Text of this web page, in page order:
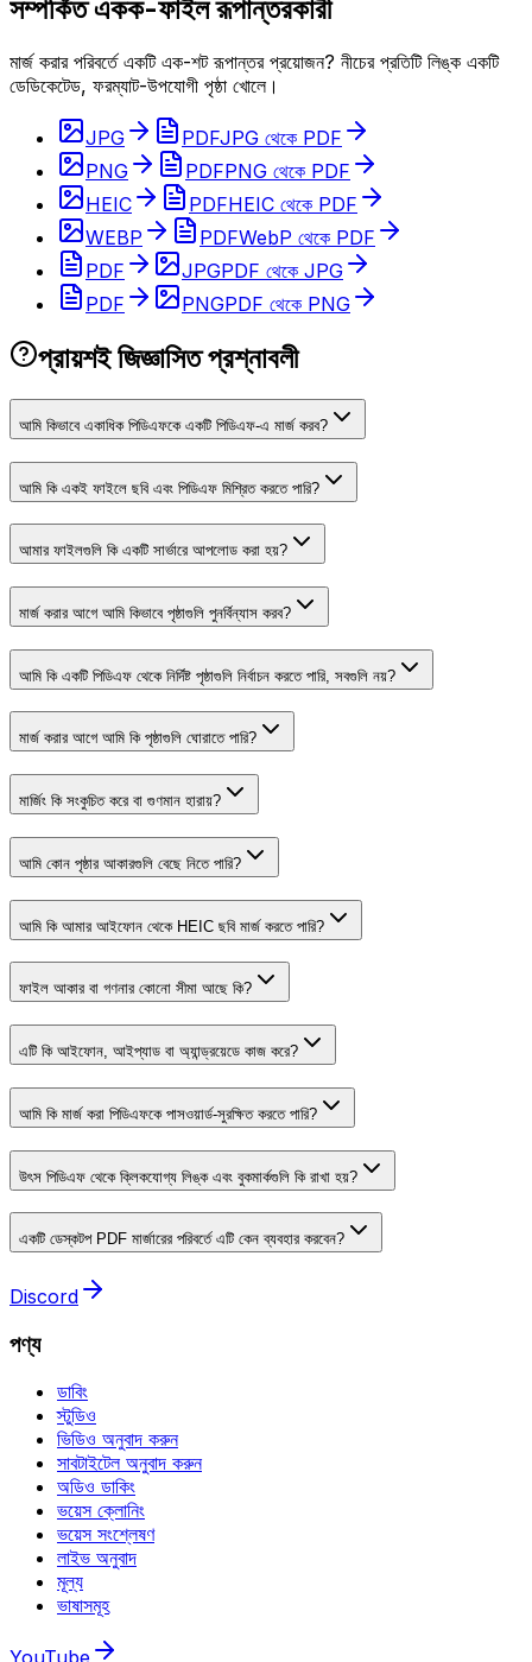
সম্পর্কিত একক-ফাইল রূপান্তরকারী
মার্জ করার পরিবর্তে একটি এক-শট রূপান্তর প্রয়োজন? নীচের প্রতিটি লিঙ্ক একটি
ডেডিকেটেড, ফরম্যাট-উপযোগী পৃষ্ঠা খোলে।
JPG PDFJPG থেকে PDF
PNG
PDFPNG থেকে PDF
HEIC
PDFHEIC থেকে PDF
WEBP
PDFWebP থেকে PDF
PDF
JPGPDF থেকে JPG
PDF
PNGPDF থেকে PNG
প্রায়শই জিজ্ঞাসিত প্রশ্নাবলী
আমি কিভাবে একাধিক পিডিএফকে একটি পিডিএফ-এ মার্জ করব?
আমি কি একই ফাইলে ছবি এবং পিডিএফ মিশ্রিত করতে পারি?
আমার ফাইলগুলি কি একটি সার্ভারে আপলোড করা হয়?
মার্জ করার আগে আমি কিভাবে পৃষ্ঠাগুলি পুনর্বিন্যাস করব?
আমি কি একটি পিডিএফ থেকে নির্দিষ্ট পৃষ্ঠাগুলি নির্বাচন করতে পারি, সবগুলি নয়?
মার্জ করার আগে আমি কি পৃষ্ঠাগুলি ঘোরাতে পারি?
মার্জিং কি সংকুচিত করে বা গুণমান হারায়?
আমি কোন পৃষ্ঠার আকারগুলি বেছে নিতে পারি?
আমি কি আমার আইফোন থেকে HEIC ছবি মার্জ করতে পারি?
ফাইল আকার বা গণনার কোনো সীমা আছে কি?
এটি কি আইফোন, আইপ্যাড বা অ্যান্ড্রয়েডে কাজ করে?
আমি কি মার্জ করা পিডিএফকে পাসওয়ার্ড-সুরক্ষিত করতে পারি?
উৎস পিডিএফ থেকে ক্লিকযোগ্য লিঙ্ক এবং বুকমার্কগুলি কি রাখা হয়?
একটি ডেস্কটপ PDF মার্জারের পরিবর্তে এটি কেন ব্যবহার করবেন?
Discord
পণ্য
ডাবিং
স্টুডিও
ভিডিও অনুবাদ করুন
সাবটাইটেল অনুবাদ করুন
অডিও ডাকিং
ভয়েস ক্লোনিং
ভয়েস সংশ্লেষণ
লাইভ অনুবাদ
মূল্য
ভাষাসমূহ